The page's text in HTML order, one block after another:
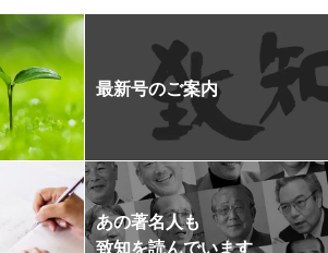
最新号のご案内
あの著名人も
致知を読んでいます